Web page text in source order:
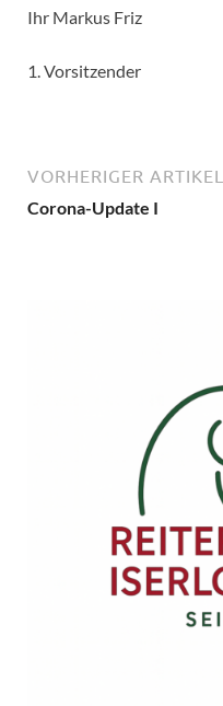
Ihr Markus Friz
1. Vorsitzender
VORHERIGER ARTIKEL
Corona-Update I